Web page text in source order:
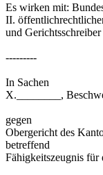
Es wirken mit:
II.
und
---------
In Sachen
X.________,
gegen
Obergericht des
betreffend
Fähigkeitszeugnis für